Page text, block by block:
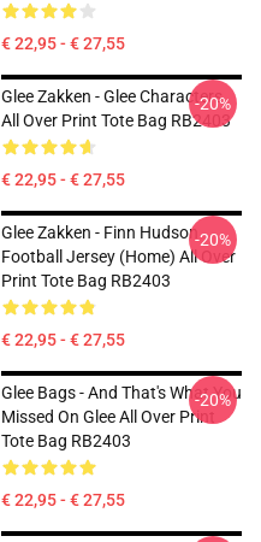
€ 22,95 - € 27,55
Glee Zakken - Glee Characters
All Over Print Tote Bag RB2403
€ 22,95 - € 27,55
-20%
Glee Zakken - Finn Hudson
Football Jersey (Home) All Over
Print Tote Bag RB2403
€ 22,95 - € 27,55
-20%
Glee Bags - And That's What You
Missed On Glee All Over Print
Tote Bag RB2403
€ 22,95 - € 27,55
-20%